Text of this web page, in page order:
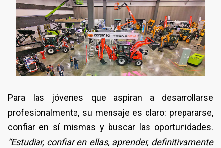
Para las jóvenes que aspiran a desarrollarse
profesionalmente, su mensaje es claro: prepararse,
confiar en sí mismas y buscar las oportunidades.
“Estudiar, confiar en ellas, aprender, definitivamente